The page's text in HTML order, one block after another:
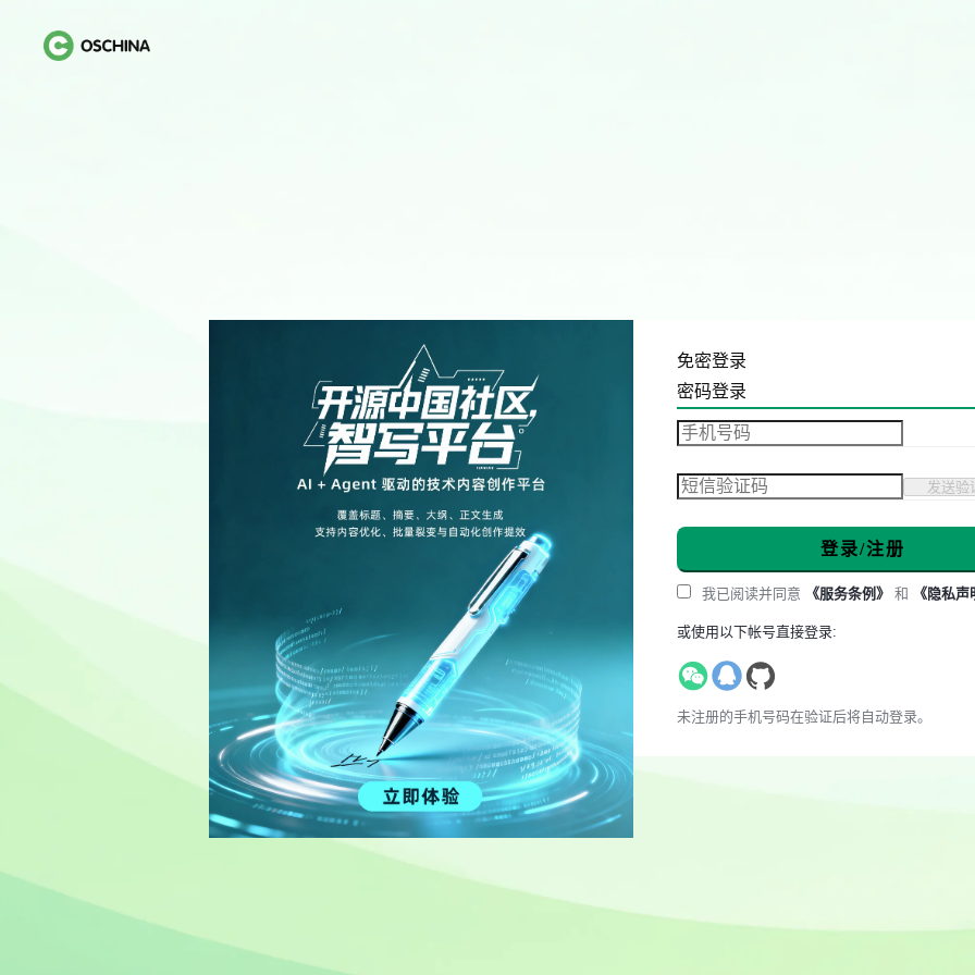
免密登录
密码登录
发送验
登录/注册
我已阅读并同意 《服务条例》 和 《隐私声
或使用以下帐号直接登录:
未注册的手机号码在验证后将自动登录。